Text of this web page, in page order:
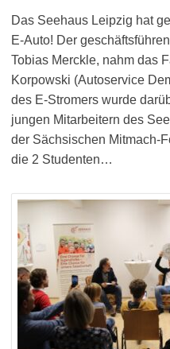
Das Seehaus Leipzig hat
E-Auto! Der
Tobias Merckle, nahm das
Korpowski (Autoservice
des E-Stromers wurde
jungen Mitarbeitern des
der Sächsischen Mitmach-
die 2 Studenten…